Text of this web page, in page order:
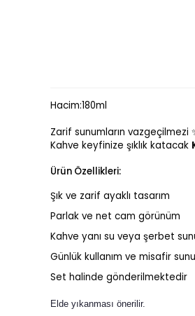
Hacim:180ml
Zarif sunumların vazgeçilmezi
Kahve keyfinize şıklık katacak
Ürün Özellikleri:
Şık ve zarif ayaklı tasarım
Parlak ve net cam görünüm
Kahve yanı su veya şerbet
Günlük kullanım ve misafir
Set halinde gönderilmektedir
Elde yıkanması önerilir.